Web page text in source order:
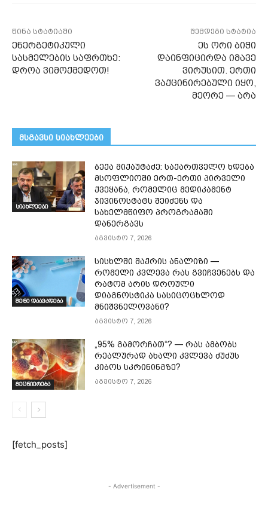
წინა სტატიაში
ენერგეტიკული
სასმელების საფრთხე:
დროა ვიმოქმედოთ!
შემდეგი სტატია
ეს ორი ბიჭი
დაინფიცირდა იმავე
ვირუსით. ერთი
ვაქცინირებული იყო,
მეორე — არა
მსგავსი სიახლეები
სიახლეები
ბექა მიქაუტაძე: საქართველო ხდება
მსოფლიოში ერთ-ერთი პირველი
ქვეყანა, რომელიც მედიკამენტ
ჯივინოსტატს შეიძენს და
სახელმწიფო პროგრამაში
დანერგავს
აგვისტო 7, 2026
შენი დაავადება
სისხლში შაქრის ანალიზი —
რომელი კვლევა რას გვიჩვენებს და
რატომ არის დროული
დიაგნოსტიკა სასიცოცხლოდ
მნიშვნელოვანი?
აგვისტო 7, 2026
მეცნიერება
„95% გამორჩათ“? — რას ამბობს
რეალურად ახალი კვლევა ძუძუს
კიბოს სკრინინგზე?
აგვისტო 7, 2026
[fetch_posts]
- Advertisement -